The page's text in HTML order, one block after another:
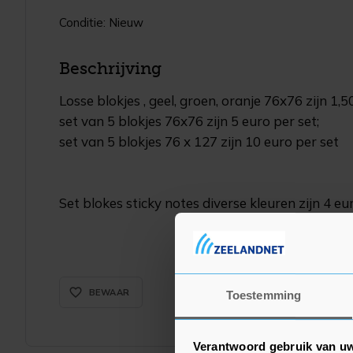
Toestemming
Verantwoord gebruik van
Conditie: Nieuw
Beschrijving
Losse blokjes , geel, groen, oranje 76x76 zijn
set van 5 blokjes 76x76 zijn 5 euro per set;
set van 5 blokjes 76 x 127 zijn 10 euro per set
Set blokes sticky notes diverse kleuren zijn 4
favorite_border_rounded
BEWAAR